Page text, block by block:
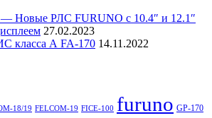
— Новые РЛС FURUNO c 10.4″ и 12.1″
27.02.2023
А FA-170 14.11.2022
18/19 FELCOM-19 FICE-100 furuno GP-170